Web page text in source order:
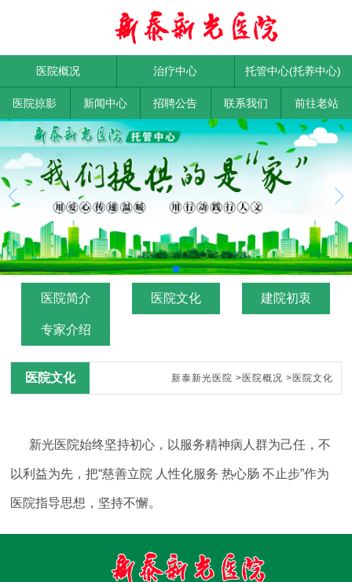
医院概况 治疗中心 托管中心(托养中心)
医院掠影 新闻中心 招聘公告 联系我们 前往老站
医院简介 医院文化 建院初衷
专家介绍
医院文化 新泰新光医院 > 医院概况 > 医院文化
新光医院始终坚持初心，以服务精神病人群为己任，不
以利益为先，把“慈善立院 人性化服务 热心肠 不止步”作为
医院指导思想，坚持不懈。